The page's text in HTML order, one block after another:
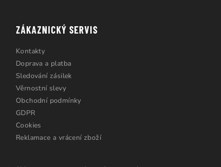
ZÁKAZNICKÝ SERVIS
Kontakty
Doprava a platba
Sledování zásilek
Věrnostní slevy
Obchodní podmínky
GDPR
Cookies
Reklamace a vrácení zboží